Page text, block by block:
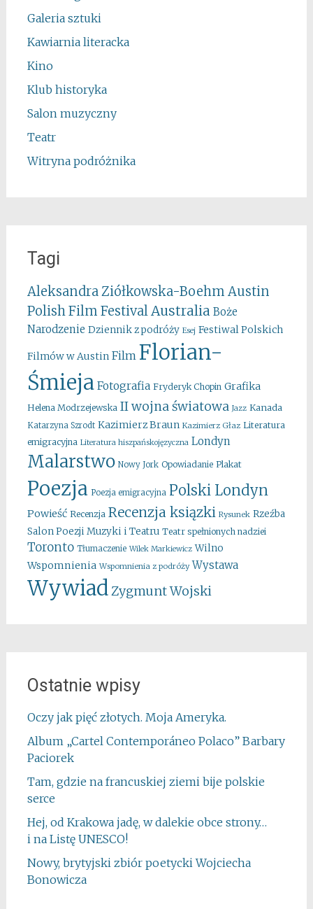
Galeria sztuki
Kawiarnia literacka
Kino
Klub historyka
Salon muzyczny
Teatr
Witryna podróżnika
Tagi
Aleksandra Ziółkowska-Boehm Austin
Polish Film Festival Australia Boże
Narodzenie Dziennik z podróży Esej Festiwal Polskich
Filmów w Austin Film Florian-
Śmieja Fotografia Fryderyk Chopin Grafika
Helena Modrzejewska II wojna światowa Jazz Kanada
Katarzyna Szrodt Kazimierz Braun Kazimierz Głaz Literatura
emigracyjna Literatura hiszpańskojęzyczna Londyn
Malarstwo Nowy Jork Opowiadanie Plakat
Poezja Poezja emigracyjna Polski Londyn
Powieść Recenzja Recenzja ksiązki Rysunek Rzeźba
Salon Poezji Muzyki i Teatru Teatr spełnionych nadziei
Toronto Tłumaczenie Wilek Markiewicz Wilno
Wspomnienia Wspomnienia z podróży Wystawa
WywiadZygmunt Wojski
Ostatnie wpisy
Oczy jak pięć złotych. Moja Ameryka.
Album „Cartel Contemporáneo Polaco” Barbary
Paciorek
Tam, gdzie na francuskiej ziemi bije polskie
serce
Hej, od Krakowa jadę, w dalekie obce strony…
i na Listę UNESCO!
Nowy, brytyjski zbiór poetycki Wojciecha
Bonowicza